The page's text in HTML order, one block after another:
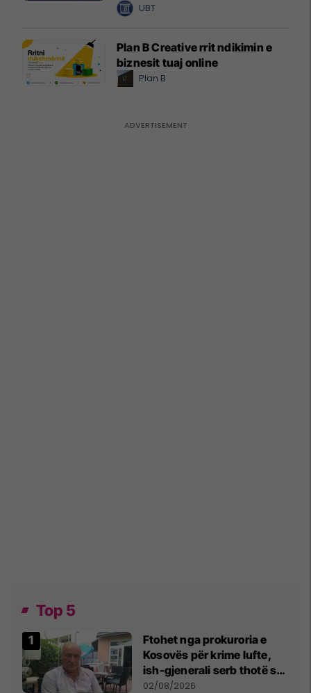
UBT
Plan B Creative rrit ndikimin e
biznesit tuaj online
Plan B
Top 5
Ftohet nga prokuroria e
Kosovës për krime lufte,
ish-gjenerali serb thotë se
dikush e tradhtoi në
02/08/2026